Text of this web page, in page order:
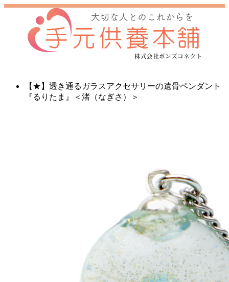
【★】透き通るガラスアクセサリーの遺骨ペンダント
『るりたま』＜渚（なぎさ）＞